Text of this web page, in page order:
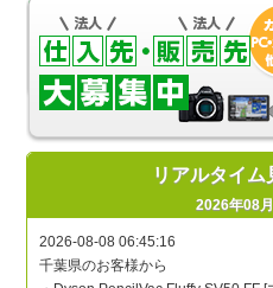
リアルタイ
2026年08